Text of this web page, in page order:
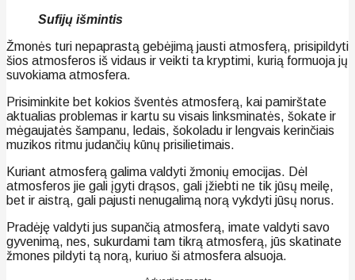
Sufijų išmintis
Žmonės turi nepaprastą gebėjimą jausti atmosferą, prisipildyti
šios atmosferos iš vidaus ir veikti ta kryptimi, kurią formuoja jų
suvokiama atmosfera.
Prisiminkite bet kokios šventės atmosferą, kai pamirštate
aktualias problemas ir kartu su visais linksminatės, šokate ir
mėgaujatės šampanu, ledais, šokoladu ir lengvais kerinčiais
muzikos ritmu judančių kūnų prisilietimais.
Kuriant atmosferą galima valdyti žmonių emocijas. Dėl
atmosferos jie gali įgyti drąsos, gali įžiebti ne tik jūsų meilę,
bet ir aistrą, gali pajusti nenugalimą norą vykdyti jūsų norus.
Pradėję valdyti jus supančią atmosferą, imate valdyti savo
gyvenimą, nes, sukurdami tam tikrą atmosferą, jūs skatinate
žmones pildyti tą norą, kuriuo ši atmosfera alsuoja.